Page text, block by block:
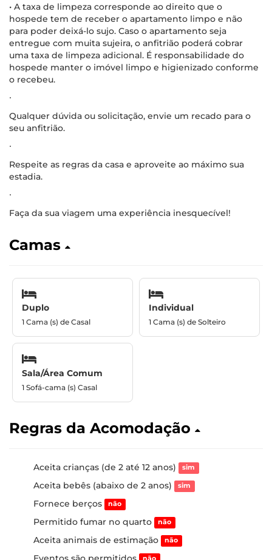
• A taxa de limpeza corresponde ao direito que o
hospede tem de receber o apartamento limpo e não
para poder deixá-lo sujo. Caso o apartamento seja
entregue com muita sujeira, o anfitrião poderá cobrar
uma taxa de limpeza adicional. É responsabilidade do
hospede manter o imóvel limpo e higienizado conforme
o recebeu.
∙
Qualquer dúvida ou solicitação, envie um recado para o
seu anfitrião.
∙
Respeite as regras da casa e aproveite ao máximo sua
estadia.
∙
Faça da sua viagem uma experiência inesquecível!
Camas
Duplo
1 Cama (s) de Casal
Individual
1 Cama (s) de Solteiro
Sala/Área Comum
1 Sofá-cama (s) Casal
Regras da Acomodação
Aceita crianças (de 2 até 12 anos) sim
Aceita bebês (abaixo de 2 anos) sim
Fornece berços não
Permitido fumar no quarto não
Aceita animais de estimação não